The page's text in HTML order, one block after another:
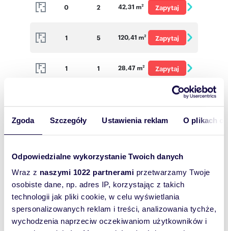
Zgoda Szczegóły Ustawienia reklam O plikach
Odpowiedzialne wykorzystanie Twoich danych
Wraz z naszymi 1022 partnerami przetwarzamy Twoje
osobiste dane, np. adres IP, korzystając z takich
technologii jak pliki cookie, w celu wyświetlania
spersonalizowanych reklam i treści, analizowania tychże,
wychodzenia naprzeciw oczekiwaniom użytkowników i
0 2 42,31 m2
Zapytaj
1 5 120,41 m2
Zapytaj
1 1 28,47 m2
Zapytaj
o cenę
1 3 111,04 m2
Zapytaj
o cenę
1 3 74,55 m 2
Zapytaj
o cenę
1 1 38,80 m Zapytaj